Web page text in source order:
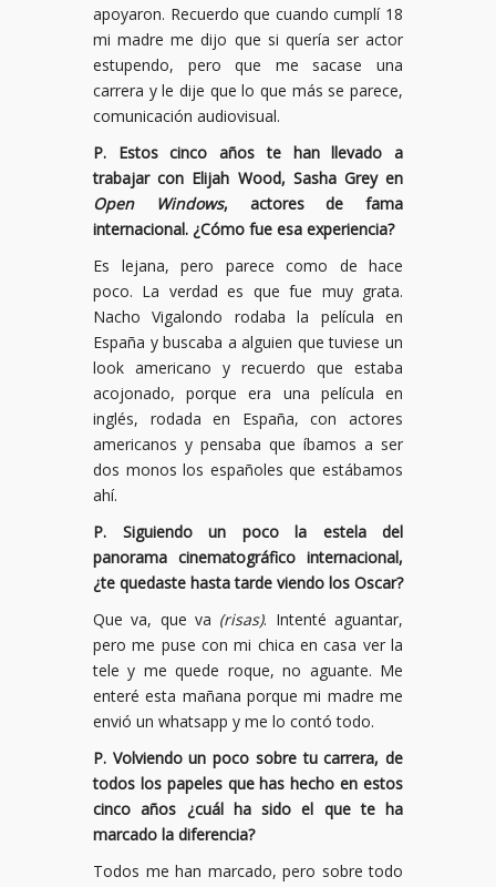
apoyaron. Recuerdo que cuando cumplí 18
mi madre me dijo que si quería ser actor
estupendo, pero que me sacase una
carrera y le dije que lo que más se parece,
comunicación audiovisual.
P. Estos cinco años te han llevado a
trabajar con Elijah Wood, Sasha Grey en
Open Windows, actores de fama
internacional. ¿Cómo fue esa experiencia?
Es lejana, pero parece como de hace
poco. La verdad es que fue muy grata.
Nacho Vigalondo rodaba la película en
España y buscaba a alguien que tuviese un
look americano y recuerdo que estaba
acojonado, porque era una película en
inglés, rodada en España, con actores
americanos y pensaba que íbamos a ser
dos monos los españoles que estábamos
ahí.
P. Siguiendo un poco la estela del
panorama cinematográfico internacional,
¿te quedaste hasta tarde viendo los Oscar?
Que va, que va (risas). Intenté aguantar,
pero me puse con mi chica en casa ver la
tele y me quede roque, no aguante. Me
enteré esta mañana porque mi madre me
envió un whatsapp y me lo contó todo.
P. Volviendo un poco sobre tu carrera, de
todos los papeles que has hecho en estos
cinco años ¿cuál ha sido el que te ha
marcado la diferencia?
Todos me han marcado, pero sobre todo